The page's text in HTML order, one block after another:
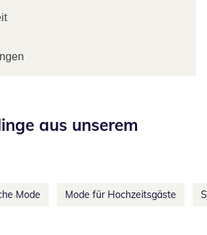
aus unserem
Mode Mode für Hochzeitsgäste